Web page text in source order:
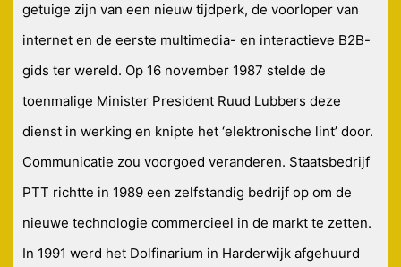
getuige zijn van een nieuw tijdperk, de voorloper van
internet en de eerste multimedia- en interactieve B2B-
gids ter wereld. Op 16 november 1987 stelde de
toenmalige Minister President Ruud Lubbers deze
dienst in werking en knipte het ‘elektronische lint’ door.
Communicatie zou voorgoed veranderen. Staatsbedrijf
PTT richtte in 1989 een zelfstandig bedrijf op om de
nieuwe technologie commercieel in de markt te zetten.
In 1991 werd het Dolfinarium in Harderwijk afgehuurd